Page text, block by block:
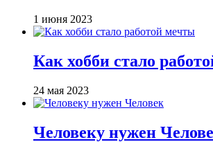
1 июня 2023
Как хобби стало
24 мая 2023
Человеку нужен